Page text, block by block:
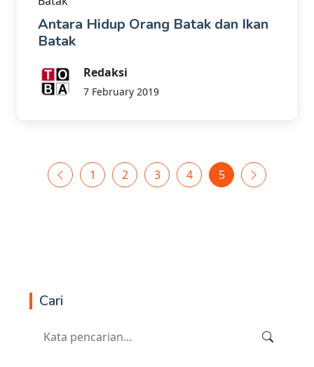
Antara Hidup Orang Batak dan Ikan
Batak
Redaksi
7 February 2019
1 2 3 4 5
Cari